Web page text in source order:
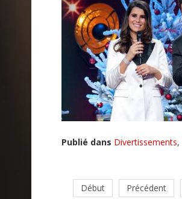
Publié dans Divertissements,
Début Précédent